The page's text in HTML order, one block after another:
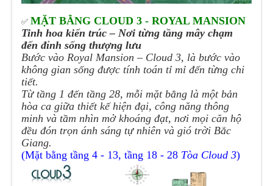
✅MẶT BẰNG CLOUD 3 - ROYAL MANSION
Tinh hoa kiến trúc – Nơi từng tầng mây chạm
đến đỉnh sống thượng lưu
Bước vào Royal Mansion – Cloud 3, là bước vào
không gian sống được tính toán tỉ mỉ đến từng chi
tiết.
Từ tầng 1 đến tầng 28, mỗi mặt bằng là một bản
hòa ca giữa thiết kế hiện đại, công năng thông
minh và tầm nhìn mở khoáng đạt, nơi mọi căn hộ
đều đón trọn ánh sáng tự nhiên và gió trời Bắc
Giang.
(Mặt bằng tầng 4 - 13, tầng 18 - 28 Tòa Cloud 3)